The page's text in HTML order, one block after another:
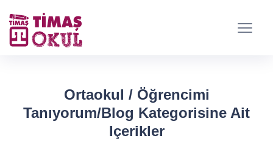
Ortaokul / Öğrencimi
Tanıyorum/Blog Kategorisine Ait
Içerikler